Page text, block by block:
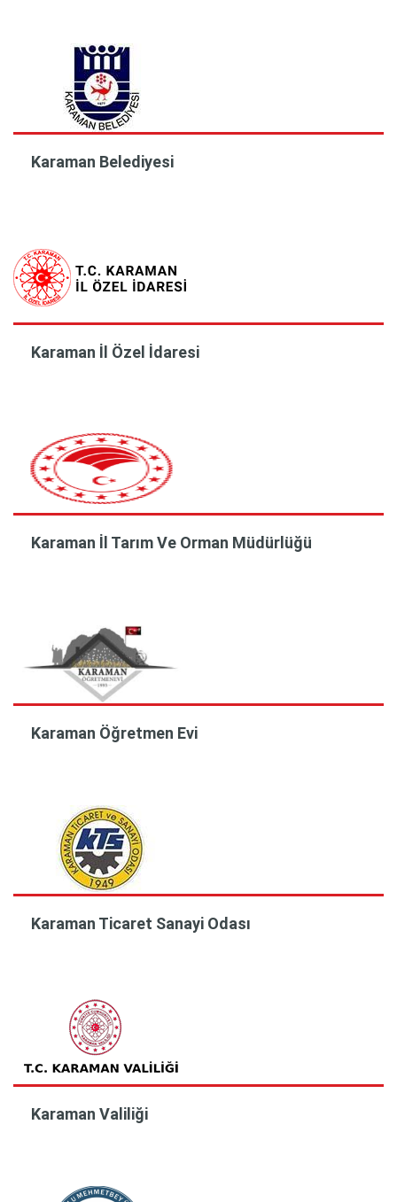
Karaman Belediyesi
Karaman İl Özel İdaresi
Karaman İl Tarım Ve Orman Müdürlüğü
Karaman Öğretmen Evi
Karaman Ticaret Sanayi Odası
Karaman Valiliği